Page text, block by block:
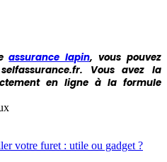
assurance lapin, vous pouvez
Vous avez la
en ligne à la formule
votre furet : utile ou gadget ?